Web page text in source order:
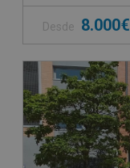
Desde 8.000€
VPO